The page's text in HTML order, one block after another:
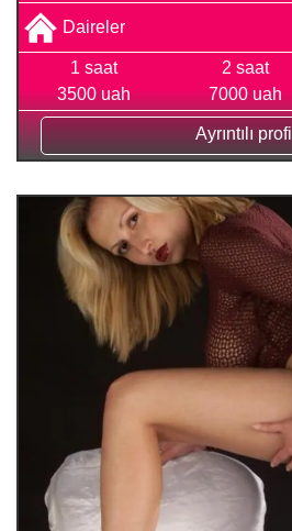
Daireler
1 saat
3500 uah
2 saat
7000 uah
Ayrıntılı profil